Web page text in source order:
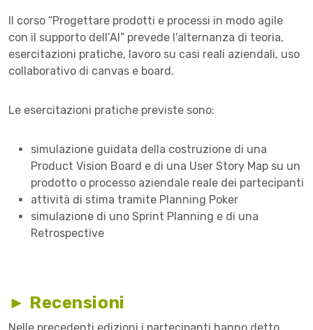
Il corso “Progettare prodotti e processi in modo agile
con il supporto dell’AI” prevede l’alternanza di teoria,
esercitazioni pratiche, lavoro su casi reali aziendali, uso
collaborativo di canvas e board.
Le esercitazioni pratiche previste sono:
simulazione guidata della costruzione di una
Product Vision Board e di una User Story Map su un
prodotto o processo aziendale reale dei partecipanti
attività di stima tramite Planning Poker
simulazione di uno Sprint Planning e di una
Retrospective
► Recensioni